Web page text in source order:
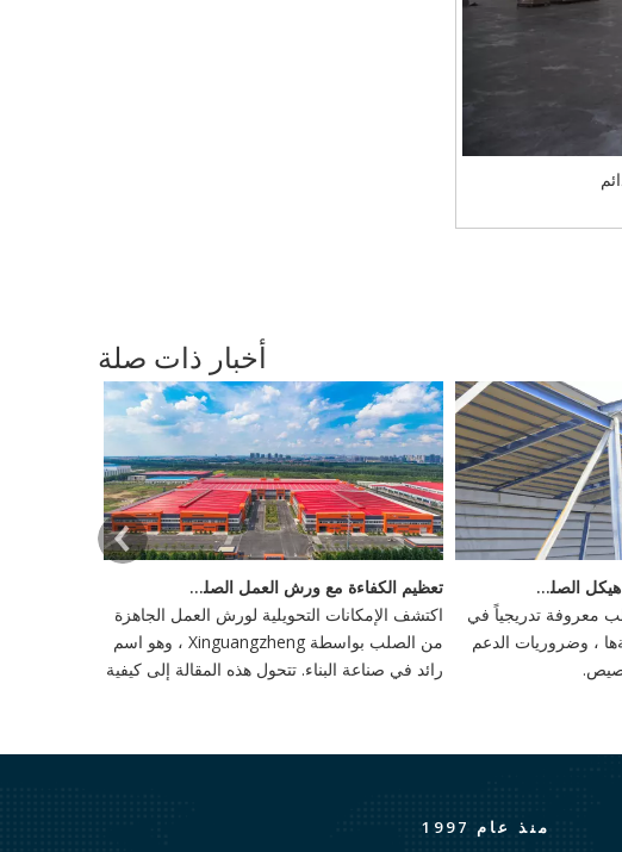
أخبار ذات صلة
تعظيم الكفاءة مع ورش العمل الصلب الجاهزة
اكتشف الإمكانات التحويلية لورش العمل الجاهزة
من الصلب بواسطة Xinguangzheng ، وهو اسم
رائد في صناعة البناء. تتحول هذه المقالة إلى كيفية
أفضل 5 فوائد من حظائر هيكل الصلب - استثمار دائم
معروفة تدريجياً في
، وضروريات الدعم
منذ عام 1997